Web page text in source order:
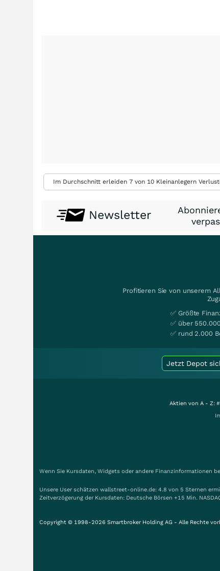
Im Durchschnitt erleiden 7 von 10 Kleinanlegern
Newsletter
Profitieren Sie von unserem
✅ Größte
✅ über
✅ rund 2.000
Jetzt Depot
Aktien von A - Z: #
Wenn Sie Kursdaten, Widgets oder andere Finanzinformationen
Unsere User schätzen wallstreet-online.de: 4.8 von 5 Sternen
Zeitverzögerung der Kursdaten: Deutsche Börsen +15 Min.
Copyright © 1998-2026 Smartbroker Holding AG - Alle Rechte